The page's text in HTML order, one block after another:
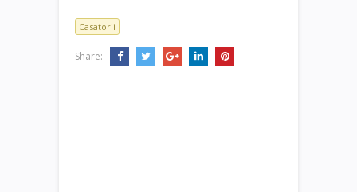
Casatorii
Share: